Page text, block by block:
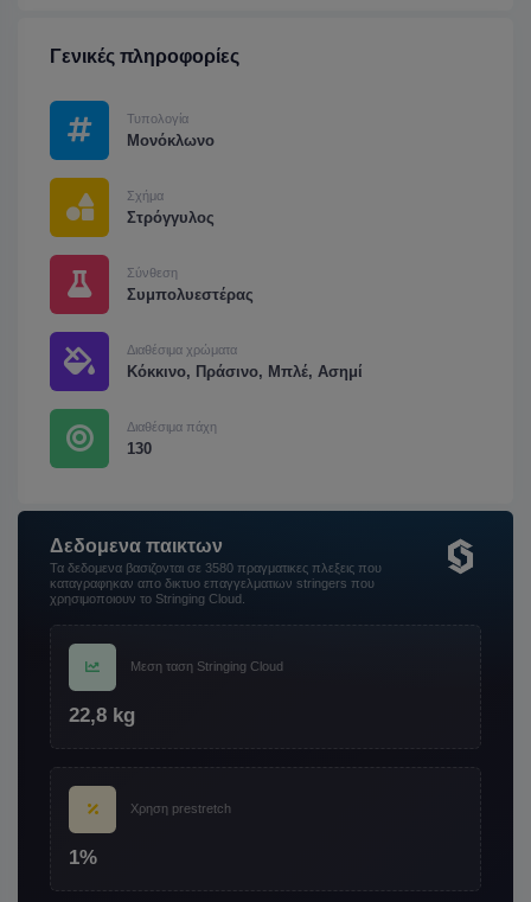
Γενικές πληροφορίες
Τυπολογία
Μονόκλωνο
Σχήμα
Στρόγγυλος
Σύνθεση
Συμπολυεστέρας
Διαθέσιμα χρώματα
Κόκκινο, Πράσινο, Μπλέ, Ασημί
Διαθέσιμα πάχη
130
Δεδομενα παικτων
Τα δεδομενα βασιζονται σε 3580 πραγματικες πλεξεις που
καταγραφηκαν απο δικτυο επαγγελματιων stringers που
χρησιμοποιουν το Stringing Cloud.
Μεση ταση Stringing Cloud
22,8 kg
Χρηση prestretch
1%